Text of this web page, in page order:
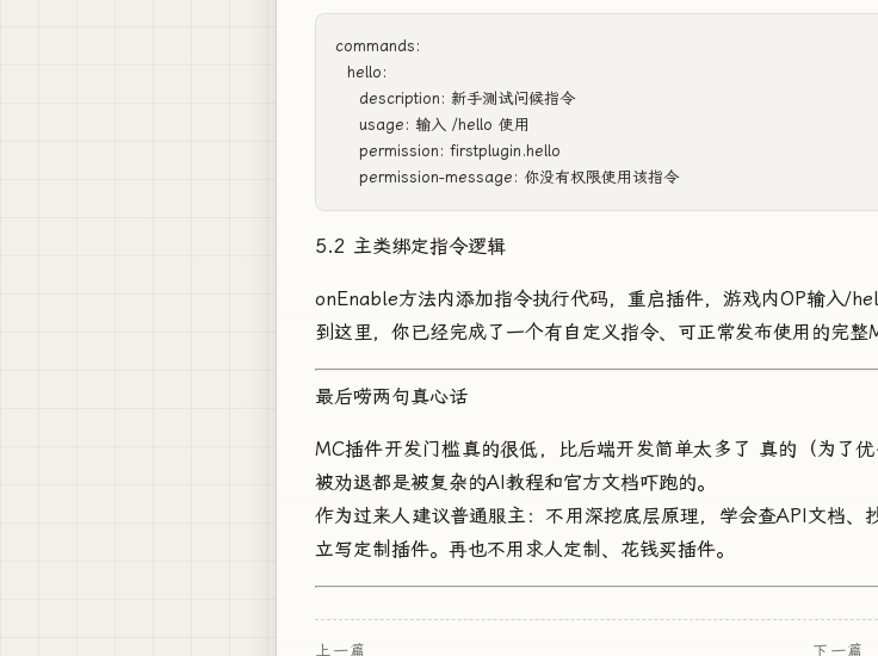
commands:
  hello:
    description: 新手测试问候指令
    usage: 输入 /hello 使用
    permission: firstplugin.hello
5.2 主类绑定指令逻辑
onEnable方法内添加指令执行代码，重启插件，游戏内OP输入/
到这里，你已经完成了一个有自定义指令、可正常发布使用的完整
最后唠两句真心话
MC插件开发门槛真的很低，比后端开发简单太多了 真的（为了
被劝退都是被复杂的AI教程和官方文档吓跑的。
作为过来人建议普通服主：不用深挖底层原理，学会查API文档
立写定制插件。再也不用求人定制、花钱买插件。
上一篇 下一篇